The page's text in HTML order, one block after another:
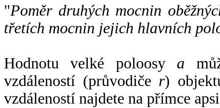
"Poměr druhých mocnin
třetích mocnin jejich hlavních
Hodnotu velké poloosy a
vzdáleností (průvodiče r)
vzdáleností najdete na přímce